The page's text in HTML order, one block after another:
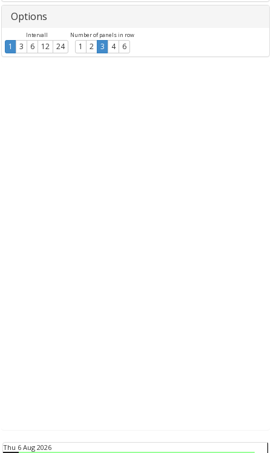
Options
Intervall
1 3 6 12 24
Number of panels in row
1 2 3 4 6
Thu 6 Aug 2026